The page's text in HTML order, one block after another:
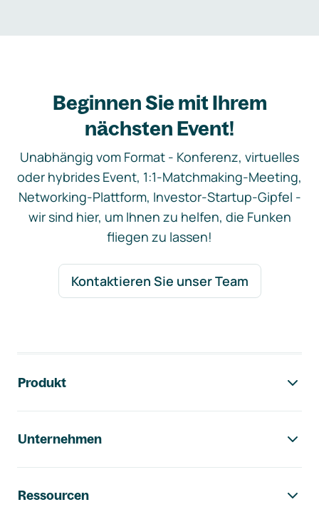
Beginnen Sie mit Ihrem
nächsten Event!
Unabhängig vom Format - Konferenz, virtuelles
oder hybrides Event, 1:1-Matchmaking-Meeting,
Networking-Plattform, Investor-Startup-Gipfel -
wir sind hier, um Ihnen zu helfen, die Funken
fliegen zu lassen!
Kontaktieren Sie unser Team
Produkt
Unternehmen
Ressourcen